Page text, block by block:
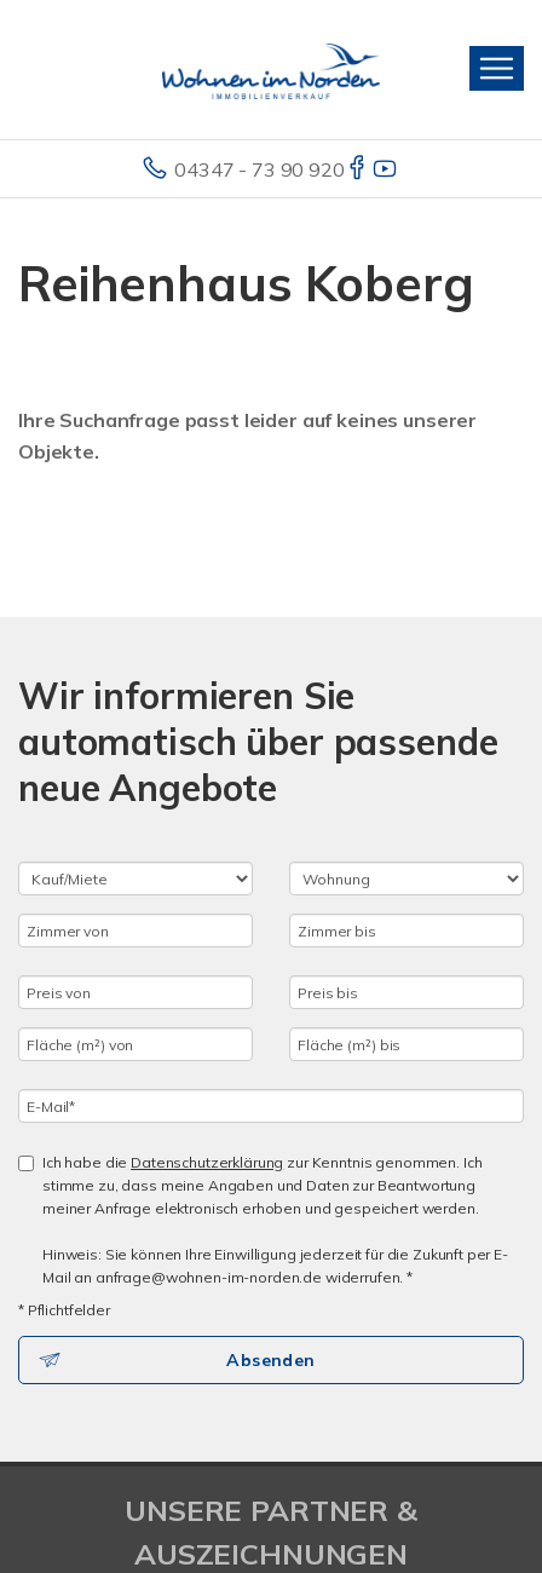
04347 - 73 90 920
Reihenhaus Koberg
Ihre Suchanfrage passt leider auf keines unserer
Objekte.
Wir informieren Sie
automatisch über passende
neue Angebote
Ich habe die Datenschutzerklärung zur Kenntnis genommen. Ich
stimme zu, dass meine Angaben und Daten zur Beantwortung
meiner Anfrage elektronisch erhoben und gespeichert werden.
Hinweis: Sie können Ihre Einwilligung jederzeit für die Zukunft per E-
Mail an anfrage@wohnen-im-norden.de widerrufen. *
* Pflichtfelder
Absenden
UNSERE PARTNER &
AUSZEICHNUNGEN